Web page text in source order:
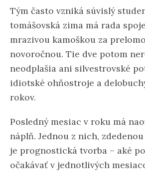
Tým často vzniká súvislý
tomášovská zima má rada
mrazivou kamoškou za
novoročnou. Tie dve potom
neodplašia ani silvestrovské
idiotské ohňostroje a
rokov.
Posledný mesiac v roku má
náplň. Jednou z nich,
je prognostická tvorba – aké
očakávať v jednotlivých